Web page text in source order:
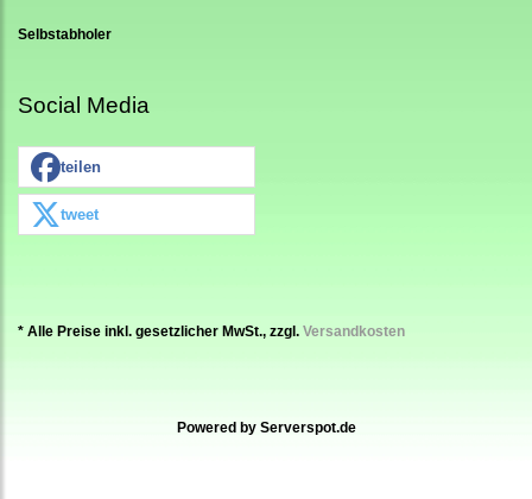
Selbstabholer
Social Media
teilen
tweet
* Alle Preise inkl. gesetzlicher MwSt., zzgl. Versandkosten
Powered by Serverspot.de